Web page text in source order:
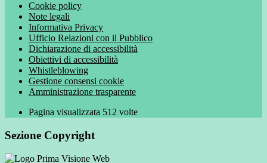
Cookie policy
Note legali
Informativa Privacy
Ufficio Relazioni con il Pubblico
Dichiarazione di accessibilità
Obiettivi di accessibilità
Whistleblowing
Gestione consensi cookie
Amministrazione trasparente
Pagina visualizzata 512 volte
Sezione Copyright